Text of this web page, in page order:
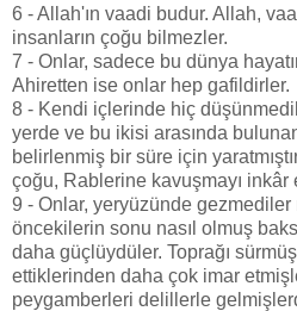
6 - Allah'ın vaadi budur. Allah,
insanların çoğu bilmezler.
7 - Onlar, sadece bu dünya
Ahiretten ise onlar hep gafildirler.
8 - Kendi içlerinde hiç
yerde ve bu ikisi arasında
belirlenmiş bir süre için
çoğu, Rablerine kavuşmayı inkâr
9 - Onlar, yeryüzünde
öncekilerin sonu nasıl olmuş
daha güçlüydüler. Toprağı
ettiklerinden daha çok imar
peygamberleri delillerle